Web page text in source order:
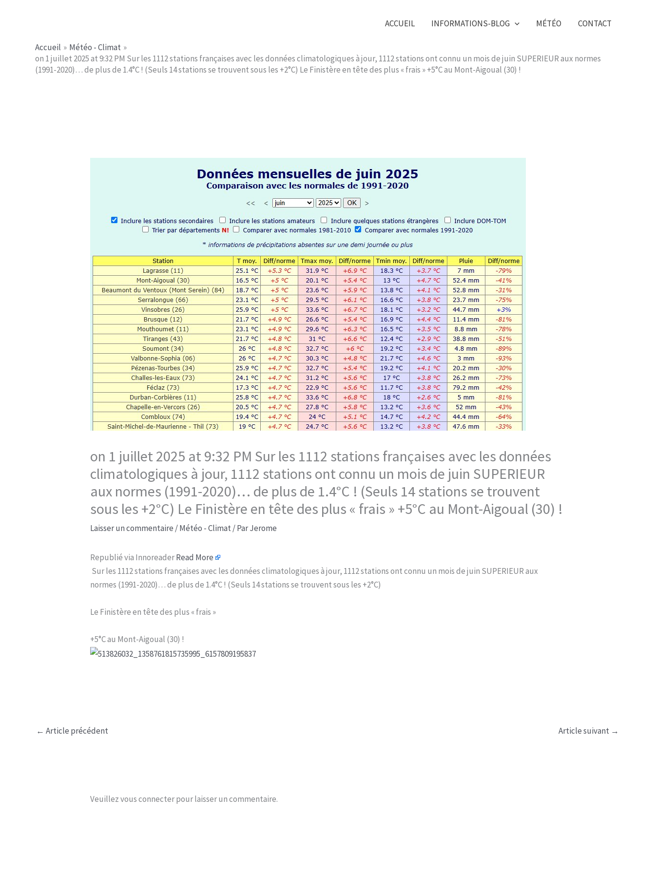
ACCUEIL INFORMATIONS-BLOG MÉTÉO CONTACT
Accueil
Météo - Climat
on 1 juillet 2025 at 9:32 PM Sur les 1112 stations françaises avec les données climatologiques à jour, 1112 stations ont connu un mois de juin SUPERIEUR aux normes
(1991-2020)… de plus de 1.4°C ! (Seuls 14 stations se trouvent sous les +2°C) Le Finistère en tête des plus « frais » +5°C au Mont-Aigoual (30) !
on 1 juillet 2025 at 9:32 PM Sur les 1112 stations françaises avec les données
climatologiques à jour, 1112 stations ont connu un mois de juin SUPERIEUR
aux normes (1991-2020)… de plus de 1.4°C ! (Seuls 14 stations se trouvent
sous les +2°C) Le Finistère en tête des plus « frais » +5°C au Mont-Aigoual (30) !
Laisser un commentaire /Météo - Climat/ ParJerome
Republié via InnoreaderRead More
Sur les 1112 stations françaises avec les données climatologiques à jour, 1112 stations ont connu un mois de juin SUPERIEUR aux
normes (1991-2020)… de plus de 1.4°C ! (Seuls 14 stations se trouvent sous les +2°C)
Le Finistère en tête des plus « frais »
+5°C au Mont-Aigoual (30) !
← Article précédent Article suivant →
Veuillez vous connecter pour laisser un commentaire.